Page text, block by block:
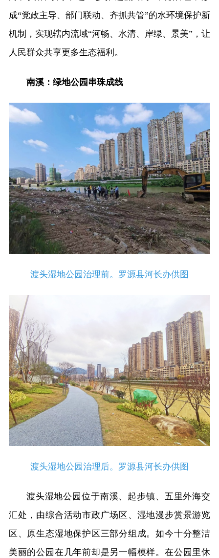
成“党政主导、部门联动、齐抓共管”的水环境保护新
机制，实现辖内流域“河畅、水清、岸绿、景美”，让
人民群众共享更多生态福利。
南溪：绿地公园串珠成线
渡头湿地公园治理前。罗源县河长办供图
渡头湿地公园治理后。罗源县河长办供图
渡头湿地公园位于南溪、起步镇、五里外海交
汇处，由综合活动市政广场区、湿地漫步赏景游览
区、原生态湿地保护区三部分组成。如今十分整洁
美丽的公园在几年前却是另一幅模样。在公园里休